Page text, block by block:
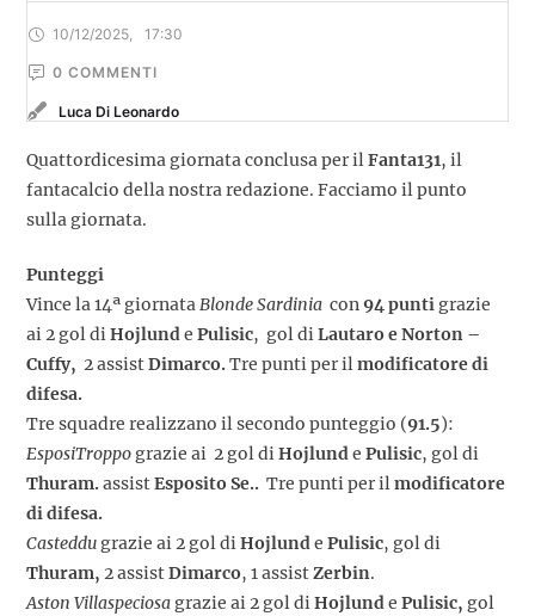
10/12/2025, 17:30
0 COMMENTI
Luca Di Leonardo
Quattordicesima giornata conclusa per ilFanta131, il
fantacalcio della nostra redazione. Facciamo il punto
sulla giornata.
Punteggi
Vince la 14ª giornataBlonde Sardinia con94 punti grazie
ai 2 gol diHojlunde Pulisic, gol diLautaro e Norton –
Cuffy, 2 assistDimarco.Tre punti per ilmodificatore di
difesa.
Tre squadre realizzano il secondo punteggio (91.5):
EsposiTroppo grazie ai 2 gol diHojlunde Pulisic, gol di
Thuram.assistEsposito Se.. Tre punti per ilmodificatore
di difesa.
Casteddu grazie ai 2 gol diHojlunde Pulisic, gol di
Thuram, 2 assistDimarco, 1 assistZerbin.
Aston Villaspeciosa grazie ai 2 gol diHojlunde Pulisic, gol